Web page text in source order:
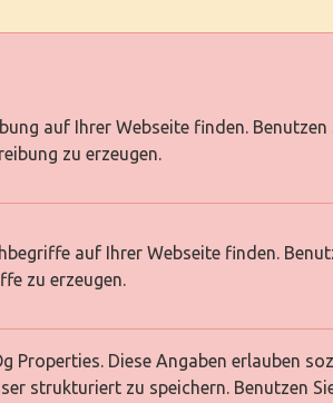
auf Ihrer Webseite finden. Benutzen
zu erzeugen.
auf Ihrer Webseite finden.
zu erzeugen.
Properties. Diese Angaben erlauben
strukturiert zu speichern. Benutzen